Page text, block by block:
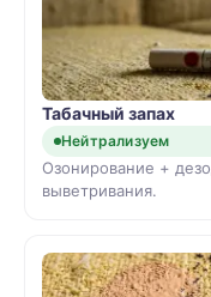
Табачный запах
Нейтрализуем
Озонирование +
выветривания.